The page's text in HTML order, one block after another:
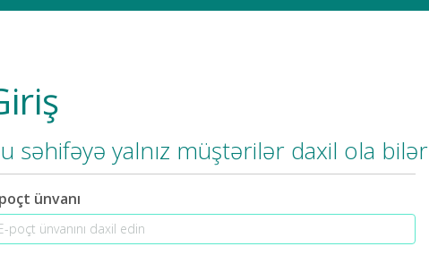
səhifəyə yalnız müştərilər daxil ola bilər
ünvanı